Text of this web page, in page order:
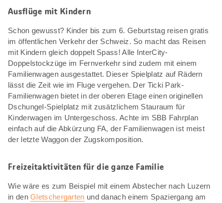
Ausflüge mit Kindern
Schon gewusst? Kinder bis zum 6. Geburtstag reisen gratis
im öffentlichen Verkehr der Schweiz. So macht das Reisen
mit Kindern gleich doppelt Spass! Alle InterCity-
Doppelstockzüge im Fernverkehr sind zudem mit einem
Familienwagen ausgestattet. Dieser Spielplatz auf Rädern
lässt die Zeit wie im Fluge vergehen. Der Ticki Park-
Familienwagen bietet in der oberen Etage einen originellen
Dschungel-Spielplatz mit zusätzlichem Stauraum für
Kinderwagen im Untergeschoss. Achte im SBB Fahrplan
einfach auf die Abkürzung FA, der Familienwagen ist meist
der letzte Waggon der Zugskomposition.
Freizeitaktivitäten für die ganze Familie
Wie wäre es zum Beispiel mit einem Abstecher nach Luzern
in denGletschergarten und danach einem Spaziergang am